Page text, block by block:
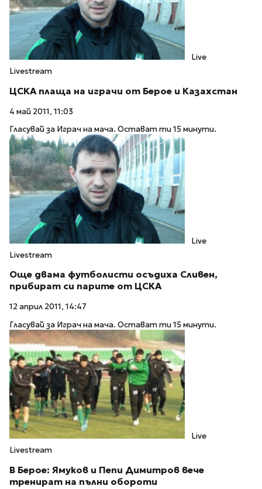
Live
Livestream
ЦСКА плаща на играчи от Берое и Казахстан
4 май 2011, 11:03
Гласувай за Играч на мача. Остават ти 15 минути.
Live
Livestream
Още двама футболисти осъдиха Сливен,
прибират си парите от ЦСКА
12 април 2011, 14:47
Гласувай за Играч на мача. Остават ти 15 минути.
Live
Livestream
В Берое: Ямуков и Пепи Димитров вече
тренират на пълни обороти